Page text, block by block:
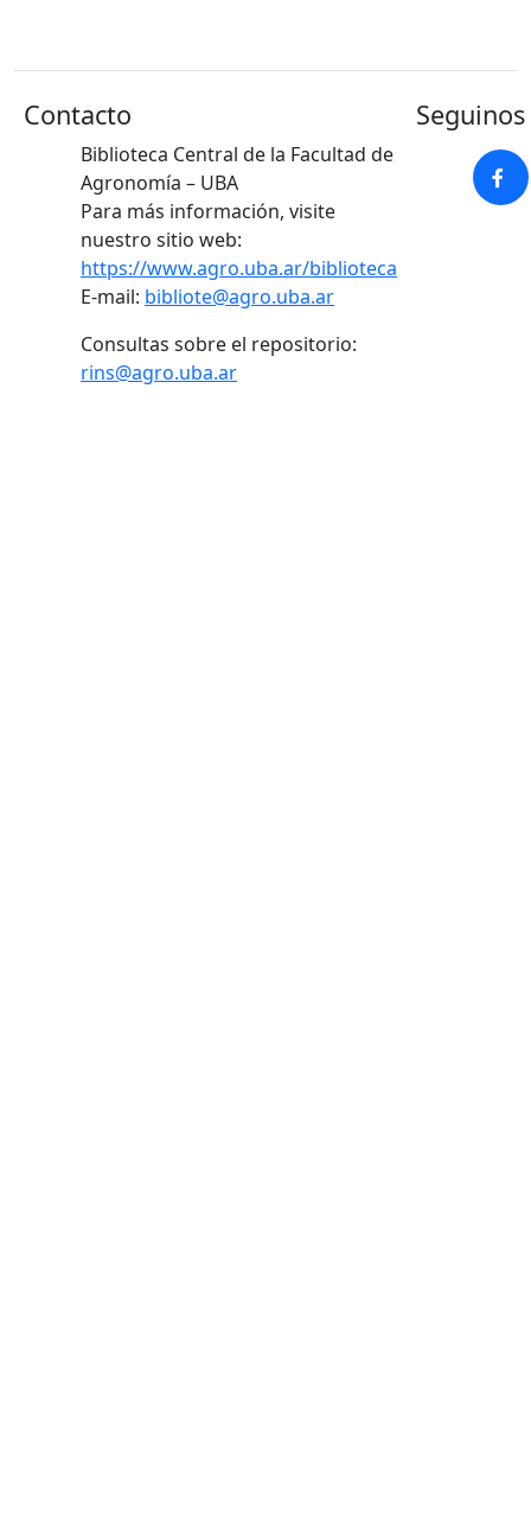
Contacto
Biblioteca Central de la Facultad de
Agronomía – UBA
Para más información, visite
nuestro sitio web:
https://www.agro.uba.ar/biblioteca
E-mail: bibliote@agro.uba.ar
Consultas sobre el repositorio:
rins@agro.uba.ar